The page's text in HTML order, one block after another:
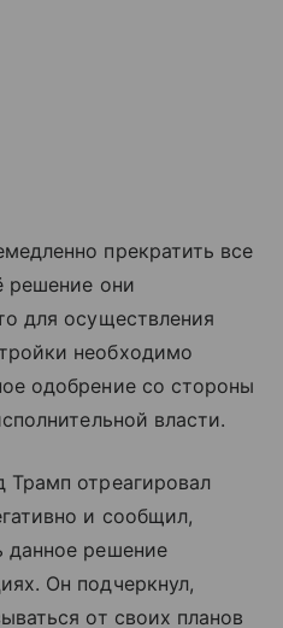
прекратить все
решение они
для осуществления
необходимо
одобрение со стороны
власти.
отреагировал
и сообщил,
данное решение
Он подчеркнул,
от своих планов